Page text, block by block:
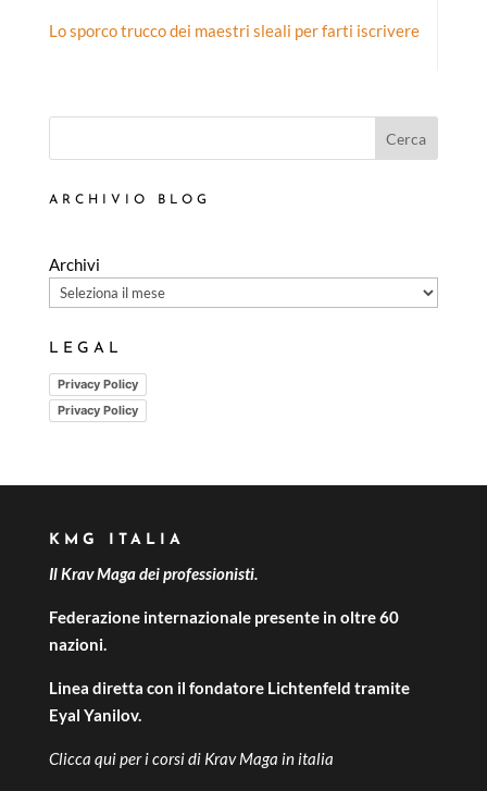
Lo sporco trucco dei maestri sleali per farti iscrivere
Cerca
ARCHIVIO BLOG
Archivi
LEGAL
Privacy Policy
Privacy Policy
KMG ITALIA
Il Krav Maga dei professionisti.
Federazione internazionale presente in oltre 60
nazioni.
Linea diretta con il fondatore Lichtenfeld tramite
Eyal Yanilov.
Clicca qui per icorsi di Krav Maga in italia